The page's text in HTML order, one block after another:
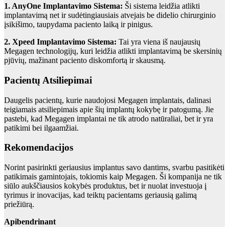
1. AnyOne Implantavimo Sistema: Ši sistema leidžia atlikti
implantavimą net ir sudėtingiausiais atvejais be didelio chirurginio
įsikišimo, taupydama paciento laiką ir pinigus.
2. Xpeed Implantavimo Sistema: Tai yra viena iš naujausių
Megagen technologijų, kuri leidžia atlikti implantavimą be skersinių
pjūvių, mažinant paciento diskomfortą ir skausmą.
Pacientų Atsiliepimai
Daugelis pacientų, kurie naudojosi Megagen implantais, dalinasi
teigiamais atsiliepimais apie šių implantų kokybę ir patogumą. Jie
pastebi, kad Megagen implantai ne tik atrodo natūraliai, bet ir yra
patikimi bei ilgaamžiai.
Rekomendacijos
Norint pasirinkti geriausius implantus savo dantims, svarbu pasitikėti
patikimais gamintojais, tokiomis kaip Megagen. Ši kompanija ne tik
siūlo aukščiausios kokybės produktus, bet ir nuolat investuoja į
tyrimus ir inovacijas, kad teiktų pacientams geriausią galimą
priežiūrą.
Apibendrinant